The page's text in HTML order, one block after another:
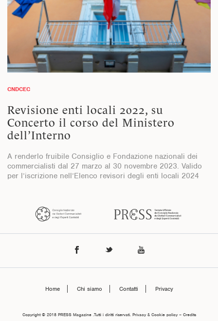
CNDCEC
Revisione enti locali 2022, su
Concerto il corso del Ministero
dell’Interno
A renderlo fruibile Consiglio e Fondazione nazionali dei
commercialisti dal 27 marzo al 30 novembre 2023. Valido
per l’iscrizione nell’Elenco revisori degli enti locali 2024
Home Chi siamo Contatti Privacy
Copyright © 2018 PRESS Magazine .Tutti i diritti riservati. Privacy & Cookie policy – Credits